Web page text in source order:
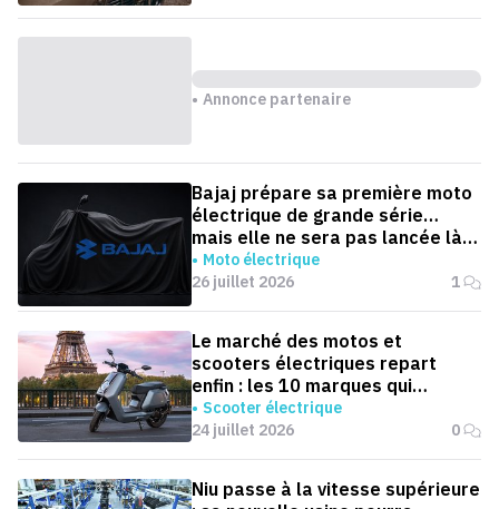
Annonce partenaire
Bajaj prépare sa première moto
électrique de grande série…
mais elle ne sera pas lancée là
où on l'attend
Moto électrique
26 juillet 2026
1
Le marché des motos et
scooters électriques repart
enfin : les 10 marques qui
dominent la France
Scooter électrique
24 juillet 2026
0
Niu passe à la vitesse supérieure